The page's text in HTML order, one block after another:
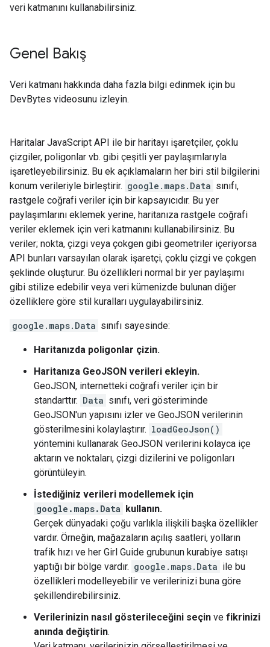
veri katmanını kullanabilirsiniz.
Genel Bakış
Veri katmanı hakkında daha fazla bilgi edinmek için bu
DevBytes videosunu izleyin.
Haritalar JavaScript API ile bir haritayı işaretçiler, çoklu
çizgiler, poligonlar vb. gibi çeşitli yer paylaşımlarıyla
işaretleyebilirsiniz. Bu ek açıklamaların her biri stil bilgilerini
konum verileriyle birleştirir. google.maps.Data sınıfı,
rastgele coğrafi veriler için bir kapsayıcıdır. Bu yer
paylaşımlarını eklemek yerine, haritanıza rastgele coğrafi
veriler eklemek için veri katmanını kullanabilirsiniz. Bu
veriler; nokta, çizgi veya çokgen gibi geometriler içeriyorsa
API bunları varsayılan olarak işaretçi, çoklu çizgi ve çokgen
şeklinde oluşturur. Bu özellikleri normal bir yer paylaşımı
gibi stilize edebilir veya veri kümenizde bulunan diğer
özelliklere göre stil kuralları uygulayabilirsiniz.
google.maps.Data sınıfı sayesinde:
Haritanızda poligonlar çizin.
Haritanıza GeoJSON verileri ekleyin.
GeoJSON, internetteki coğrafi veriler için bir
standarttır. Data sınıfı, veri gösteriminde
GeoJSON'un yapısını izler ve GeoJSON verilerinin
gösterilmesini kolaylaştırır. loadGeoJson()
yöntemini kullanarak GeoJSON verilerini kolayca içe
aktarın ve noktaları, çizgi dizilerini ve poligonları
görüntüleyin.
İstediğiniz verileri modellemek için
google.maps.Data kullanın.
Gerçek dünyadaki çoğu varlıkla ilişkili başka özellikler
vardır. Örneğin, mağazaların açılış saatleri, yolların
trafik hızı ve her Girl Guide grubunun kurabiye satışı
yaptığı bir bölge vardır. google.maps.Data ile bu
özellikleri modelleyebilir ve verilerinizi buna göre
şekillendirebilirsiniz.
Verilerinizin nasıl gösterileceğini seçin ve fikrinizi
anında değiştirin.